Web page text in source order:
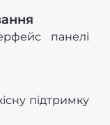
панелі
підтримку